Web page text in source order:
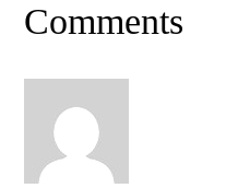
Comments